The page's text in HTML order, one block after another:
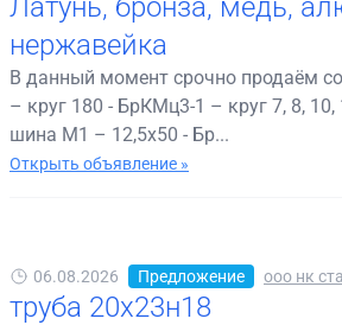
Латунь, бронза, медь,
нержавейка
В данный момент срочно продаём
– круг 180 - БрКМц3-1 – круг 7, 8,
шина М1 – 12,5х50 - Бр...
Открыть объявление »
06.08.2026 Предложение ооо нк
труба 20х23н18